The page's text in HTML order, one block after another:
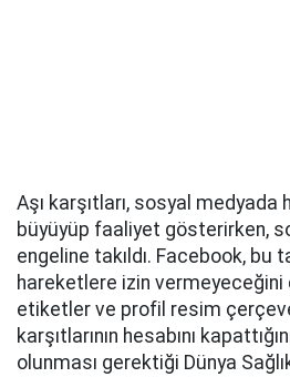
Aşı karşıtları, sosyal medyada
büyüyüp faaliyet gösterirken,
engeline takıldı. Facebook, bu
hareketlere izin vermeyeceğini
etiketler ve profil resim
karşıtlarının hesabını
olunması gerektiği Dünya